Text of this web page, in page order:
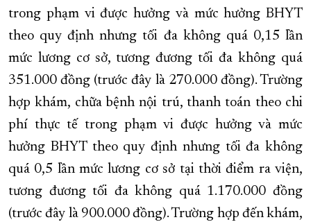
trong phạm vi được hưởng và mức hưởng BHYT
theo quy định nhưng tối đa không quá 0,15 lần
mức lương cơ sở, tương đương tối đa không quá
351.000 đồng (trước đây là 270.000 đồng). Trường
hợp khám, chữa bệnh nội trú, thanh toán theo chi
phí thực tế trong phạm vi được hưởng và mức
hưởng BHYT theo quy định nhưng tối đa không
quá 0,5 lần mức lương cơ sở tại thời điểm ra viện,
tương đương tối đa không quá 1.170.000 đồng
(trước đây là 900.000 đồng). Trường hợp đến khám,